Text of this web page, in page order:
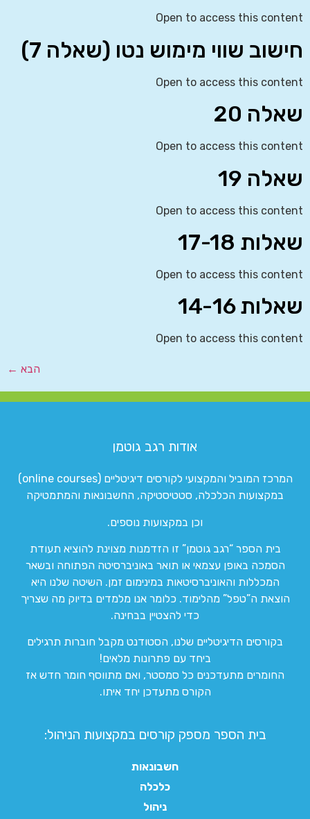
Open to access this content
חישוב שווי מימוש נטו (שאלה 7)
Open to access this content
שאלה 20
Open to access this content
שאלה 19
Open to access this content
שאלות 17-18
Open to access this content
שאלות 14-16
Open to access this content
הבא ←
אודות רגב גוטמן
המרכז המוביל והמקצועי לקורסים דיגיטליים (online courses)
במקצועות הכלכלה, סטטיסטיקה, החשבונאות והמתמטיקה
וכן במקצועות נוספים.
בית הספר “רגב גוטמן” זו הזדמנות מצוינת להוציא תעודת
הסמכה באופן עצמאי או תואר באוניברסיטה הפתוחה ובשאר
המכללות והאוניברסיטאות במינימום זמן. השיטה שלנו היא
הוצאת ה”טפל” מהלימוד. כלומר אנו מלמדים בדיוק מה שצריך
כדי להצטיין בבחינה.
בקורסים הדיגיטליים שלנו, הסטודנט מקבל חוברות תרגילים
ביחד עם פתרונות מלאים!
החומרים מתעדכנים כל סמסטר, ואם מתווסף חומר חדש אז
הקורס מתעדכן יחד איתו.
בית הספר מספק קורסים במקצועות הניהול:
חשבונאות
כלכלה
ניהול